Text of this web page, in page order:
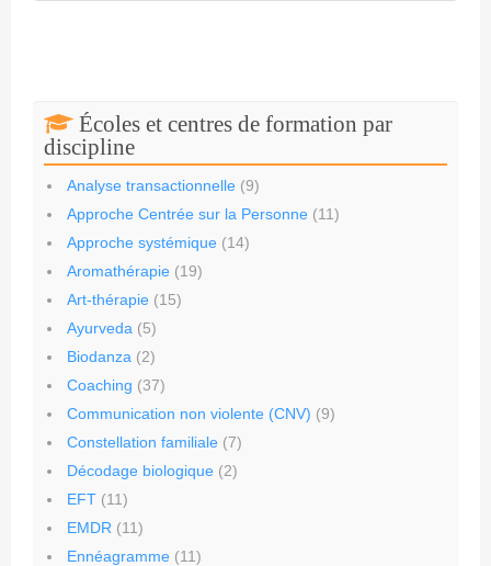
Écoles et centres de formation par
discipline
Analyse transactionnelle (9)
Approche Centrée sur la Personne (11)
Approche systémique (14)
Aromathérapie (19)
Art-thérapie (15)
Ayurveda (5)
Biodanza (2)
Coaching (37)
Communication non violente (CNV) (9)
Constellation familiale (7)
Décodage biologique (2)
EFT (11)
EMDR (11)
Ennéagramme (11)